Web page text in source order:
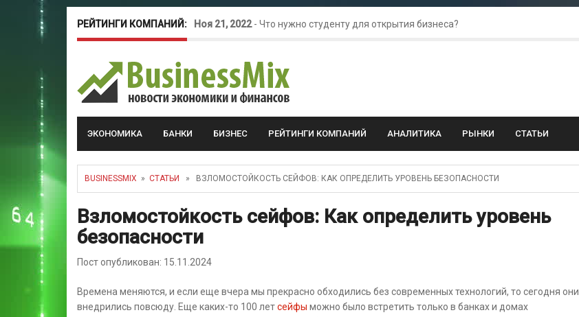
РЕЙТИНГИ КОМПАНИЙ: Ноя 21, 2022- Что нужно студенту для открытия бизнеса?
Май 16, 2022-Курсовые колебания: как защитить свой бизнес?
ЭКОНОМИКА БАНКИ БИЗНЕС РЕЙТИНГИ КОМПАНИЙ АНАЛИТИКА РЫНКИ СТАТЬИ
BUSINESSMIX » СТАТЬИ » ВЗЛОМОСТОЙКОСТЬ СЕЙФОВ: КАК ОПРЕДЕЛИТЬ УРОВЕНЬ БЕЗОПАСНОСТИ
Взломостойкость сейфов: Как определить уровень
безопасности
Пост опубликован: 15.11.2024
Времена меняются, и если еще вчера мы прекрасно обходились без современных технологий, то сегодня они
внедрились повсюду. Еще каких-то 100 летсейфы можно было встретить только в банках и домах